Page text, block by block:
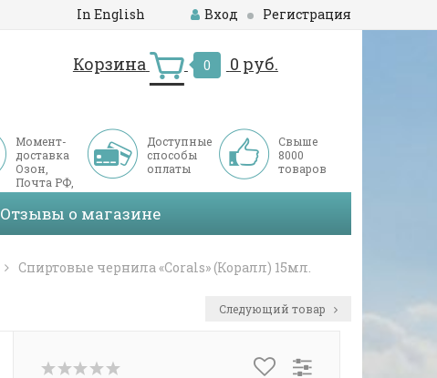
In English Вход Регистрация
Корзина 0 0 руб.
Момент-
доставка
Озон,
Почта РФ,
СДЭК
Доступные
способы
оплаты
Свыше
8000
товаров
Отзывы о магазине
Спиртовые чернила «Corals» (Коралл) 15мл.
Следующий товар